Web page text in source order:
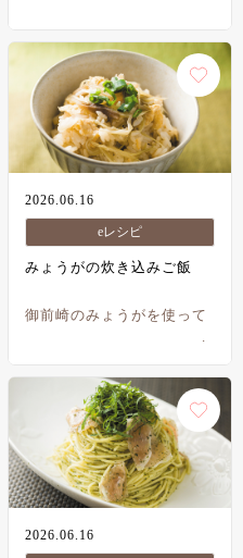
2026.06.16
eレシピ
みょうがの炊き込みご飯
御前崎のみょうがを使って
2026.06.16